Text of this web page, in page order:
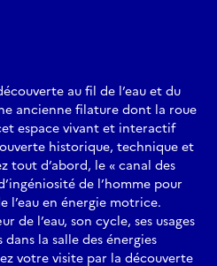
au fil de l’eau et du
ancienne filature dont la roue
espace vivant et interactif
historique, technique et
tout d’abord, le « canal des
de l’homme pour
l’eau en énergie motrice.
de l’eau, son cycle, ses usages
la salle des énergies
votre visite par la découverte